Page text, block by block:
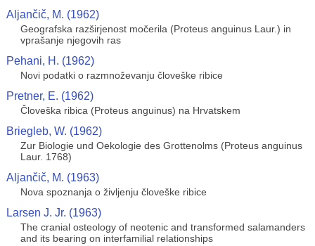
Aljančič, M. (1962)
Geografska razširjenost močerila (Proteus anguinus Laur.) in
vprašanje njegovih ras
Pehani, H. (1962)
Novi podatki o razmnoževanju človeške ribice
Pretner, E. (1962)
Človeška ribica (Proteus anguinus) na Hrvatskem
Briegleb, W. (1962)
Zur Biologie und Oekologie des Grottenolms (Proteus anguinus
Laur. 1768)
Aljančič, M. (1963)
Nova spoznanja o življenju človeške ribice
Larsen J. Jr. (1963)
The cranial osteology of neotenic and transformed salamanders
and its bearing on interfamilial relationships